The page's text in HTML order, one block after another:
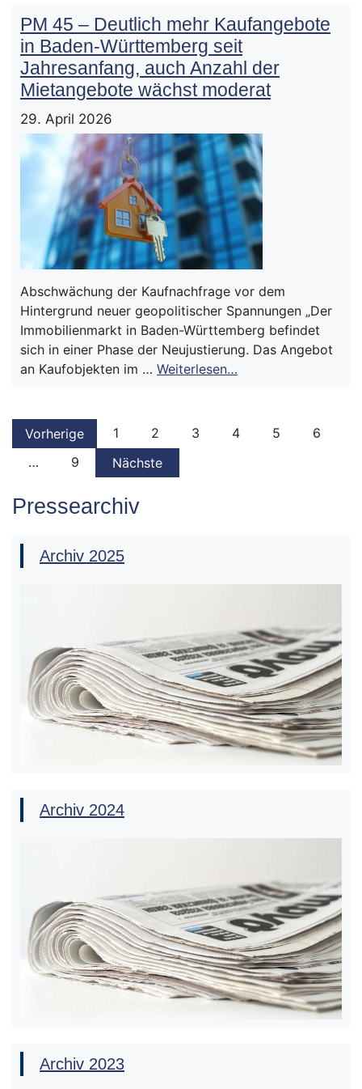
PM 45 – Deutlich mehr Kaufangebote
in Baden-Württemberg seit
Jahresanfang, auch Anzahl der
Mietangebote wächst moderat
29. April 2026
Abschwächung der Kaufnachfrage vor dem
Hintergrund neuer geopolitischer Spannungen „Der
Immobilienmarkt in Baden-Württemberg befindet
sich in einer Phase der Neujustierung. Das Angebot
an Kaufobjekten im … Weiterlesen…
Vorherige 1 2 3 4 5
6
…
9 Nächste
Pressearchiv
Archiv 2025
Archiv 2024
Archiv 2023